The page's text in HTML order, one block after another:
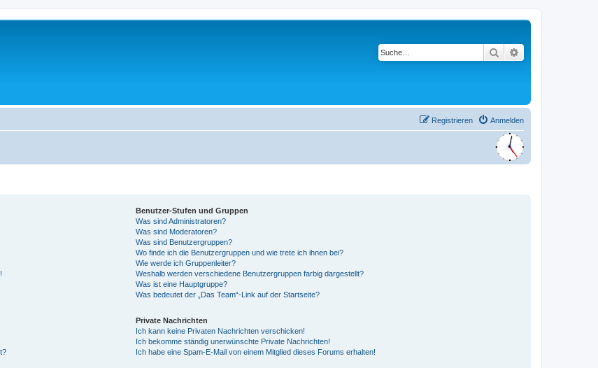
Suche
Anmelden
Registrieren
Benutzer-Stufen und Gruppen
Was sind Administratoren?
Was sind Moderatoren?
Was sind Benutzergruppen?
Wo finde ich die Benutzergruppen und wie trete ich ihnen bei?
Wie werde ich Gruppenleiter?
Weshalb werden verschiedene Benutzergruppen farbig dargestellt?
Was ist eine Hauptgruppe?
Was bedeutet der „Das Team“-Link auf der Startseite?
Private Nachrichten
Ich kann keine Privaten Nachrichten verschicken!
Ich bekomme ständig unerwünschte Private Nachrichten!
Ich habe eine Spam-E-Mail von einem Mitglied dieses Forums erhalten!